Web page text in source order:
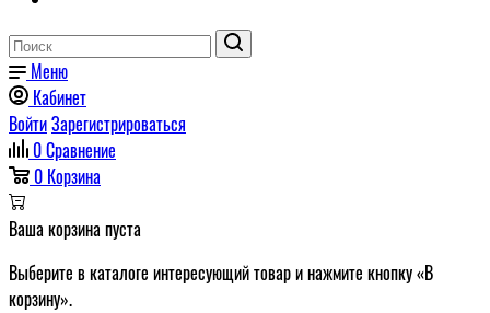
Меню
Кабинет
ВойтиЗарегистрироваться
0Сравнение
0 Корзина
Ваша корзина пуста
Выберите в каталоге интересующий товар и нажмите кнопку «В
корзину».